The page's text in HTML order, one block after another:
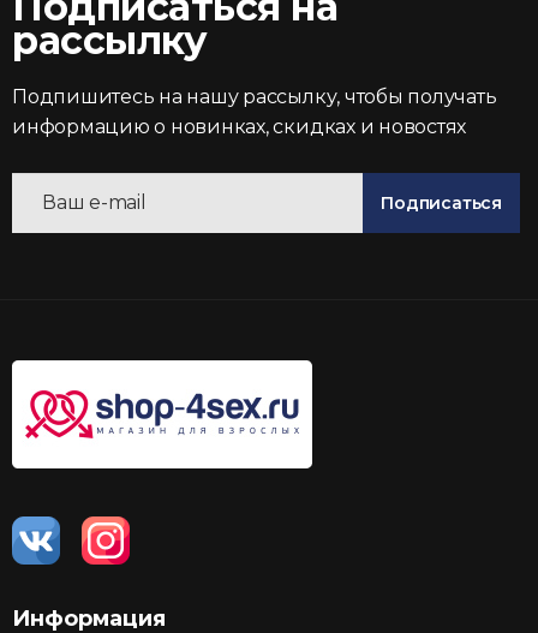
рассылку
Подпишитесь на нашу рассылку, чтобы получать
информацию о новинках, скидках и новостях
Подписаться
Информация